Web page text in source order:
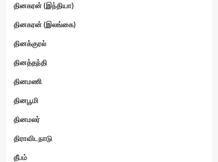
தினகரன் (இந்தியா)
தினகரன் (இலங்கை)
தினக்குரல்
தினத்தந்தி
தினமணி
தினபூமி
தினமலர்
திராவிடநாடு
தீபம்